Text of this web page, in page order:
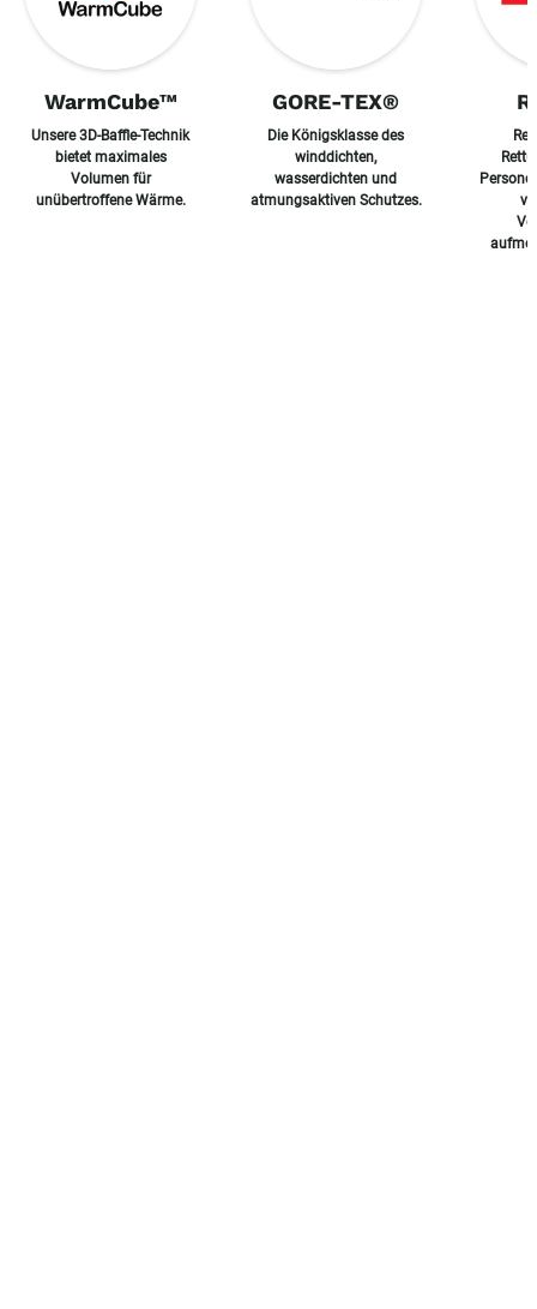
WarmCube™
Unsere 3D-Baffle-Technik
bietet maximales
Volumen für
unübertroffene Wärme.
GORE-TEX®
Die Königsklasse des
winddichten,
wasserdichten und
atmungsaktiven Schutzes.